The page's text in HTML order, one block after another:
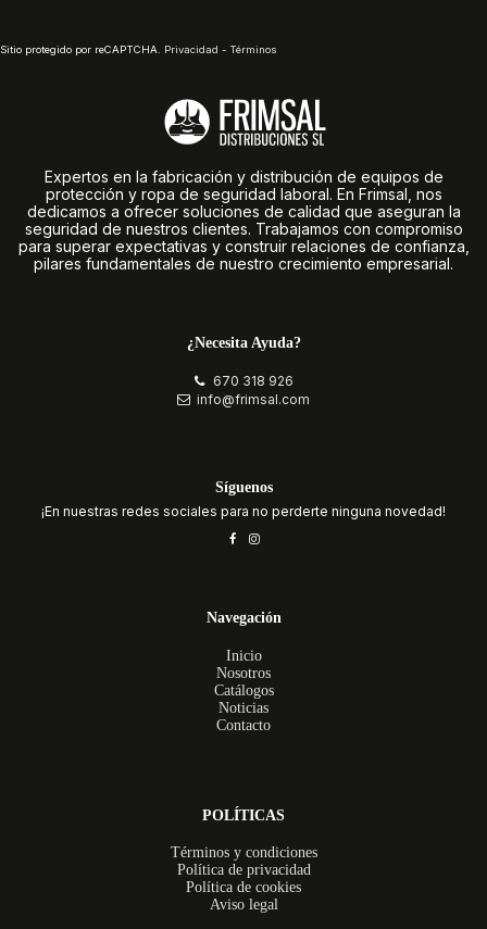
¿Necesita Ayuda?
670 318 926
info@frimsal.com
Síguenos
¡En nuestras redes sociales para no perderte ninguna novedad!
Navegación
Inicio
Nosotros
Catálogos
Noticias
Contacto
POLÍTICAS
Términos y condiciones
Política de privacidad
Política de cookies
Aviso legal
Expertos en la fabricación y distribución de equipos de
protección y ropa de seguridad laboral. En Frimsal, nos
dedicamos a ofrecer soluciones de calidad que aseguran la
seguridad de nuestros clientes. Trabajamos con compromiso
para superar expectativas y construir relaciones de confianza,
pilares fundamentales de nuestro crecimiento empresarial.
Sitio protegido por reCAPTCHA. Privacidad - Términos